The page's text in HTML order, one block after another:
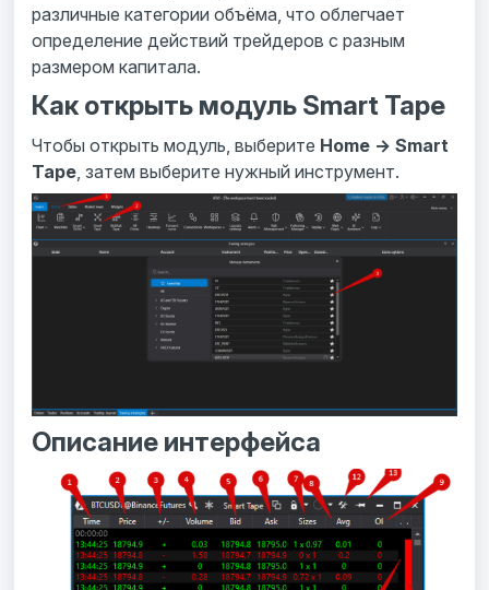
различные категории объёма, что облегчает
определение действий трейдеров с разным
размером капитала.
Как открыть модуль Smart Tape
Чтобы открыть модуль, выберите Home → Smart
Tape, затем выберите нужный инструмент.
Описание интерфейса